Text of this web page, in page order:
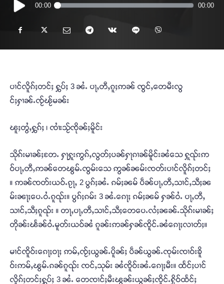
Player
00:00 00:00
ပၢင်လိူၵ်ႈတင်ႈ ႁွပ်ႈ 3 ၼႆႉ ပႃႇတီႇၵူႈဢၼ် ၸွင်ႇတေမီးလွ
င်ႈႁၢၼ်ႉၸႂ်ၽႂ်မၼ်း
ၽူႈတွႆႇႁွၵ်ႈ ၊ ၸၢႆးသႂ်ၸိုၼ်ႈမိူင်း
သိုၵ်းမၢၼ်ႈတႄႉ ႁႃႁူးဢွၵ်ႇလွတ်ႈပၼ်ႁႃၵၢၼ်မိူင်းၼႆသေ ႁူၺ်းဢ
ဝ်ပႃႇတီႇဢၼ်တေၽွမ်ႉၸွမ်းသေ ဢွၼ်ၼမ်းၸတ်းပၢင်လိူၵ်ႈတင်ႈ
။ ဢၼ်ၸတ်းယဝ်ႉၵႂႃႇ 2 ပွၵ်ႈၼႆႉ ၵမ်ႈၼမ် ပဵၼ်ပႃႇတီႇသၢင်ႇသီႈၼ
မ်းၼႃႈပေႉဝႆႉၵူၺ်း။ ပွၵ်ႈၵမ်း 3 ၼႆႉၵေႃႈ ၵမ်ႈၼမ် ႁၼ်ဝႆႉ ပႃႇတီႇ
သၢင်ႇသီႈၵူၺ်း ။ တႃႇပႃႇတီႇသၢင်ႇသီႈတေပေႉလႆႈၼၼ်ႉသိုၵ်းမၢၼ်ႈ
တိုၼ်းၽႅၼ်ဝႆႉမူတ်းယဝ်ၼႆ ၵူၼ်းဢၼ်ႁၼ်ၸိူင်ႉၼႆၵေႃႈလၢတ်ႈ။
မၢင်ၸိူဝ်းၵေႃႈဝႃႈ ဢမ်ႇၸႂ်ႈယွၼ်ႉပိူၼ်ႈ ပဵၼ်ယွၼ်ႉၸုမ်းၸၢဝ်းၶိူ
ဝ်းဢမ်ႇၽွမ်ႉၵၼ်ၵူၺ်း ၸင်ႇသုမ်း ၼႆၸိူဝ်းၼႆႉၵေႃႈမီး။ ထႅင်ႈပၢင်
လိူၵ်ႈတင်ႈႁွပ်ႈ 3 ၼႆႉ တေၸၢင်ႈမီးၽွၼ်းယွၼ်ႈၸိူင်ႉႁိုဝ်ထႅင်ႈ